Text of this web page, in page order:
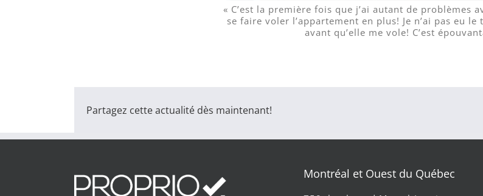
« C’est la première fois que j’ai autant de problèmes
se faire voler l’appartement en plus! Je n’ai pas eu
avant qu’elle me vole! C’est
Partagez cette actualité dès maintenant!
Montréal et Ouest du Québec